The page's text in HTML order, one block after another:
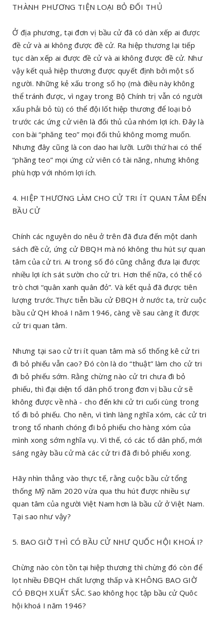
THÀNH PHƯƠNG TIỆN LOẠI BỎ ĐỐI THỦ
Ở địa phương, tại đơn vị bầu cử đã có dàn xếp ai được
đề cử và ai không được đề cử. Ra hiệp thương lại tiếp
tục dàn xếp ai được đề cử và ai không được đề cử. Như
vậy kết quả hiệp thương được quyết định bởi một số
người. Những kẻ xấu trong số họ (mà điều này không
thể tránh được, vì ngay trong Bộ Chính trị vẫn có người
xấu phải bỏ tù) có thể đội lốt hiệp thương để loại bỏ
trước các ứng cử viên là đối thủ của nhóm lợi ích. Đây là
con bài “phăng teo” mọi đối thủ không momg muốn.
Nhưng đây cũng là con dao hai lưỡi. Lưỡi thứ hai có thể
“phăng teo” mọi ứng cử viên có tài năng, nhưng không
phù hợp với nhóm lợi ích.
4. HIỆP THƯƠNG LÀM CHO CỬ TRI ÍT QUAN TÂM ĐẾN
BẦU CỬ
Chính các nguyên do nêu ở trên đã đưa đến một danh
sách đề cử, ứng cử ĐBQH mà nó không thu hút sự quan
tâm của cử tri. Ai trong số đó cũng chẳng đưa lại được
nhiều lợi ích sát sườn cho cử tri. Hơn thế nữa, có thể có
trò chơi “quân xanh quân đỏ”. Và kết quả đã được tiên
lượng trước.Thực tiễn bầu cử ĐBQH ở nước ta, trừ cuộc
bầu cử QH khoá I năm 1946, càng về sau càng ít được
cử tri quan tâm.
Nhưng tại sao cử tri ít quan tâm mà số thống kê cử tri
đi bỏ phiếu vẫn cao? Đó còn là do “thuật” làm cho cử tri
đi bỏ phiếu sớm. Rằng chừng nào cử tri chưa đi bỏ
phiếu, thì đại diện tổ dân phố trong đơn vị bầu cử sẽ
không được về nhà - cho đến khi cử tri cuối cùng trong
tổ đi bỏ phiếu. Cho nên, vì tình làng nghĩa xóm, các cử tri
trong tổ nhanh chóng đi bỏ phiếu cho hàng xóm của
mình xong sớm nghĩa vụ. Vì thế, có các tổ dân phố, mới
sáng ngày bầu cử mà các cử tri đã đi bỏ phiếu xong.
Hãy nhìn thẳng vào thực tế, rằng cuộc bầu cử tổng
thống Mỹ năm 2020 vừa qua thu hút được nhiều sự
quan tâm của người Việt Nam hơn là bầu cử ở Việt Nam.
Tại sao như vậy?
5. BAO GIỜ THÌ CÓ BẦU CỬ NHƯ QUỐC HỘI KHOÁ I?
Chừng nào còn tồn tại hiệp thương thì chừng đó còn để
lọt nhiều ĐBQH chất lượng thấp và KHÔNG BAO GIỜ
CÓ ĐBQH XUẤT SẮC. Sao không học tập bầu cử Quôc
hội khoá I năm 1946?